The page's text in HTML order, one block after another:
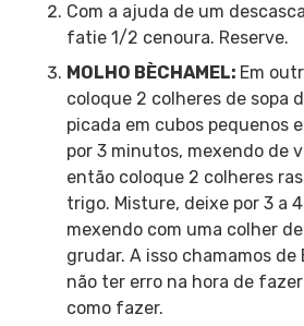
Com a ajuda de um
fatie 1/2 cenoura. Reserve.
MOLHO BÈCHAMEL: Em
coloque 2 colheres de sopa
picada em cubos pequenos
por 3 minutos, mexendo de
então coloque 2 colheres
trigo. Misture, deixe por 3 a
mexendo com uma colher
grudar. A isso chamamos de
não ter erro na hora de
como fazer.